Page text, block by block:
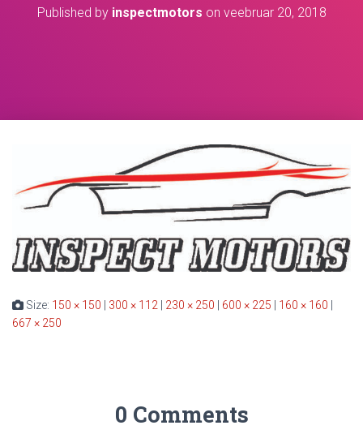
Published by inspectmotors on veebruar 20, 2018
Size: 150 × 150 300 × 112 230 × 250 600 × 225 160 × 160
667 × 250
0 Comments